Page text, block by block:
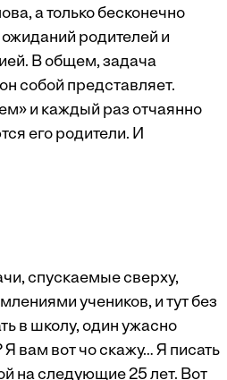
а только бесконечно
родителей и
В общем, задача
собой представляет.
и каждый раз отчаянно
его родители. И
спускаемые сверху,
учеников, и тут без
в школу, один ужасно
вам вот чо скажу… Я писать
на следующие 25 лет. Вот